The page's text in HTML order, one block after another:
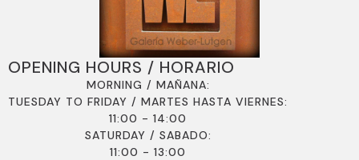
OPENING HOURS / HORARIO
MORNING / MAÑANA:
TUESDAY TO FRIDAY / MARTES HASTA VIERNES:
11:00 - 14:00
SATURDAY / SABADO:
11:00 - 13:00